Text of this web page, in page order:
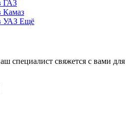
Ещё
специалист свяжется с вами для